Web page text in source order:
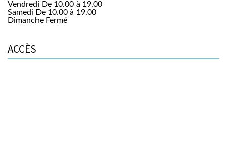
Vendredi De 10.00 à 19.00
Samedi De 10.00 à 19.00
Dimanche Fermé
ACCÈS